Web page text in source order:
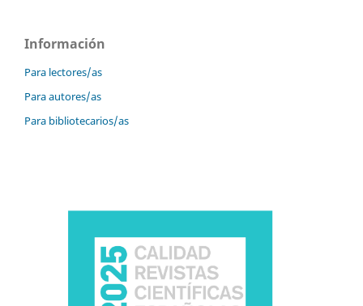
Información
Para lectores/as
Para autores/as
Para bibliotecarios/as